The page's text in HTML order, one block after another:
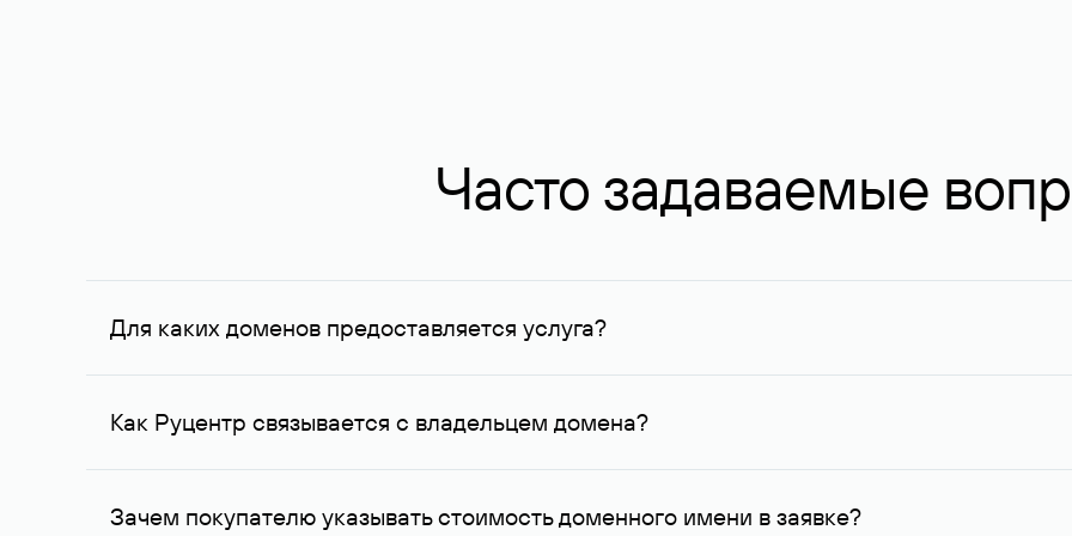
Часто задаваемые
Для каких доменов предоставляется услуга?
Услуга доступна для доменов, зарегистрированных в Руцентре и у других регистраторов. Для доменов,
Как Руцентр связывается с владельцем домена?
Для связи с владельцем домена используются его контактные данные, доступные Руцентру.
Зачем покупателю указывать стоимость доменного имени в заявке?